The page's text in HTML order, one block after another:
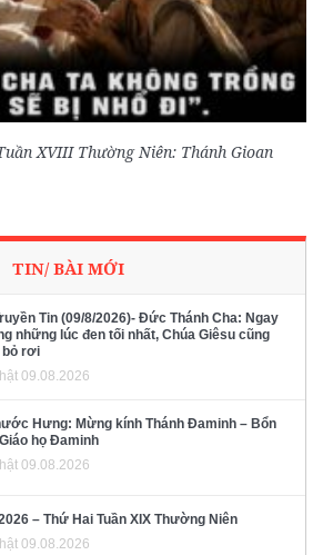
XVIII Thường Niên: Thánh Gioan
TIN/ BÀI MỚI
Tin (09/8/2026)- Đức Thánh Cha: Ngay
những lúc đen tối nhất, Chúa Giêsu cũng
bỏ rơi
09.08.2026
Hưng: Mừng kính Thánh Đaminh – Bổn
họ Đaminh
09.08.2026
– Thứ Hai Tuần XIX Thường Niên
09.08.2026